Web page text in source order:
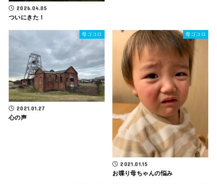
2026.04.05
ついにきた！
母ゴコロ
2021.01.27
心の声
母ゴコロ
2021.01.15
お喋り母ちゃんの悩み